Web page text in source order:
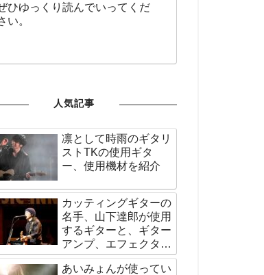
ひゆっくり読んでいってくだ
い。
人気記事
凛として時雨のギタリ
ストTKの使用ギタ
ー、使用機材を紹介
カッティングギターの
名手、山下達郎が使用
するギターと、ギター
アンプ、エフェクター
など機材の紹介
あいみょんが使ってい